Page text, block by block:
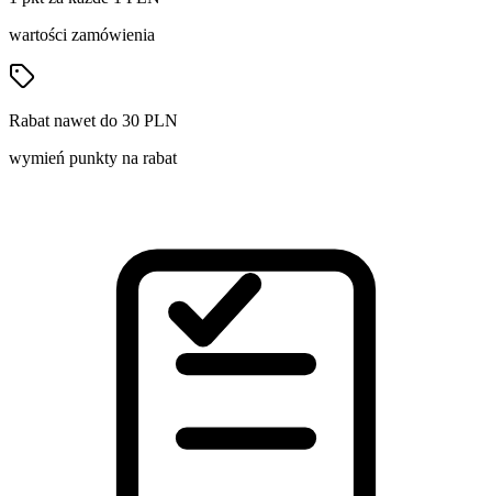
wartości zamówienia
Rabat nawet do 30 PLN
wymień punkty na rabat